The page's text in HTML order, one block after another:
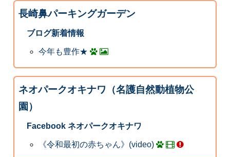
長崎鼻パーキングガーデン
ブログ新着情報
今年も豊作★
ネオパークオキナワ（名護自然動植物公
園）
Facebook ネオパークオキナワ
《令和最初の赤ちゃん》(video)